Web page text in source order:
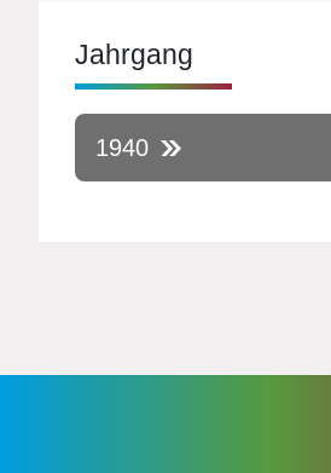
Jahrgang
1940